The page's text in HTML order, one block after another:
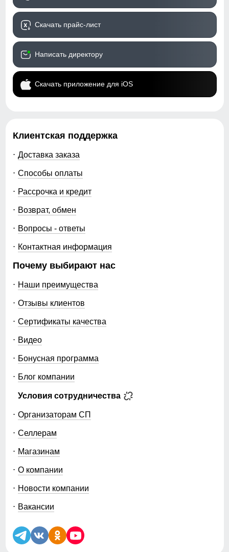
Скачать прайс-лист
Написать директору
Скачать приложение для iOS
Клиентская поддержка
Доставка заказа
Способы оплаты
Рассрочка и кредит
Возврат, обмен
Вопросы - ответы
Контактная информация
Почему выбирают нас
Наши преимущества
Отзывы клиентов
Сертификаты качества
Видео
Бонусная программа
Блог компании
Условия сотрудничества
Организаторам СП
Селлерам
Магазинам
О компании
Новости компании
Вакансии